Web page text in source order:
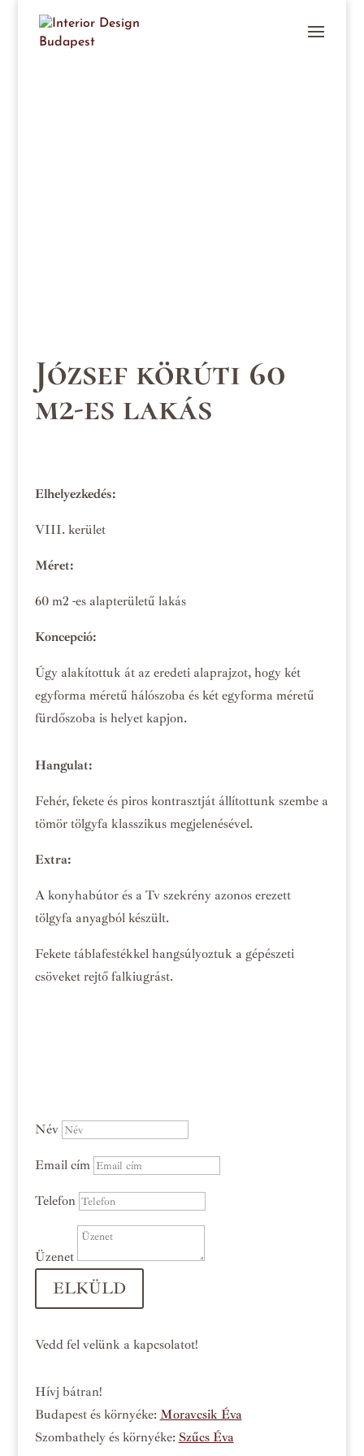
József körúti 60
m2-es lakás
Elhelyezkedés:
VIII. kerület
Méret:
60 m2 -es alapterületű lakás
Koncepció:
Úgy alakítottuk át az eredeti alaprajzot, hogy két
egyforma méretű hálószoba és két egyforma méretű
fürdőszoba is helyet kapjon.
Hangulat:
Fehér, fekete és piros kontrasztját állítottunk szembe a
tömör tölgyfa klasszikus megjelenésével.
Extra:
A konyhabútor és a Tv szekrény azonos erezett
tölgyfa anyagból készült.
Fekete táblafestékkel hangsúlyoztuk a gépészeti
csöveket rejtő falkiugrást.
Név
Email cím
Telefon
Üzenet
ELKÜLD
Vedd fel velünk a kapcsolatot!
Hívj bátran!
Budapest és környéke: Moravcsik Éva
Szombathely és környéke: Szűcs Éva